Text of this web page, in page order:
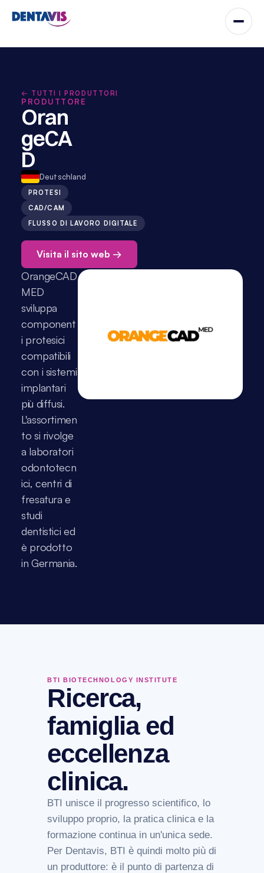
← TUTTI I PRODUTTORI
PRODUTTORE
Oran
geCA
D
Deutschland
PROTESI
CAD/CAM
FLUSSO DI LAVORO DIGITALE
Visita il sito web →
OrangeCAD
MED
sviluppa
component
i protesici
compatibili
con i sistemi
implantari
più diffusi.
L'assortimen
to si rivolge
a laboratori
odontotecn
ici, centri di
fresatura e
studi
dentistici ed
è prodotto
in Germania.
BTI BIOTECHNOLOGY INSTITUTE
Ricerca,
famiglia ed
eccellenza
clinica.
BTI unisce il progresso scientifico, lo
sviluppo proprio, la pratica clinica e la
formazione continua in un'unica sede.
Per Dentavis, BTI è quindi molto più di
un produttore: è il punto di partenza di